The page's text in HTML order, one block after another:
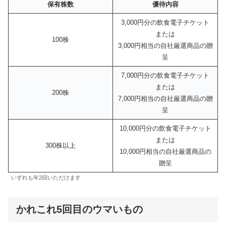
保有株数 優待内容
100株
3,000円分の飲食電子チケット
または
3,000円相当の自社厳選商品の贈
呈
200株
7,000円分の飲食電子チケット
または
7,000円相当の自社厳選商品の贈
呈
300株以上
10,000円分の飲食電子チケット
または
10,000円相当の自社厳選商品の
贈呈
いずれも年2回いただけます
かれこれ5回目のウマいもの